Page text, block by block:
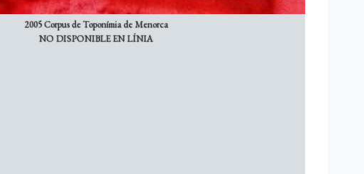
2005 Corpus de Toponímia de Menorca
NO DISPONIBLE EN LÍNIA